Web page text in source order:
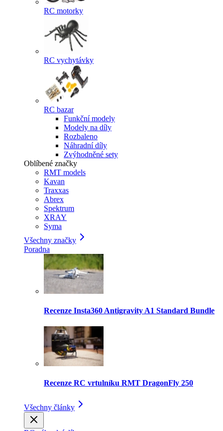
RC motorky
RC vychytávky
RC bazar
Funkční modely
Modely na díly
Rozbaleno
Náhradní díly
Zvýhodněné sety
Oblíbené značky
RMT models
Kavan
Traxxas
Abrex
Spektrum
XRAY
Syma
Všechny značky
Poradna
Recenze Insta360 Antigravity A1 Standard Bundle
Recenze RC vrtulníku RMT DragonFly 250
Všechny články